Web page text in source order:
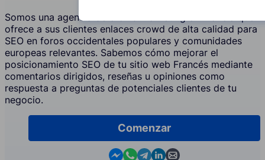
Somos una agencia de crowd marketing en Francia que
ofrece a sus clientes enlaces crowd de alta calidad para
SEO en foros occidentales populares y comunidades
europeas relevantes. Sabemos cómo mejorar el
posicionamiento SEO de tu sitio web Francés mediante
comentarios dirigidos, reseñas u opiniones como
respuesta a preguntas de potenciales clientes de tu
negocio.
Comenzar
Contact us in Messenger
Contact us in WhatsApp
Contact us in Telegram
Contact us in Linkedin
Contact us by email